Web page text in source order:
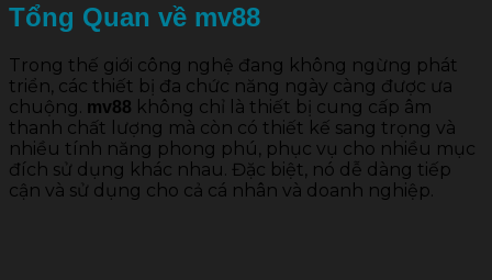
Tổng Quan về mv88
Trong thế giới công nghệ đang không ngừng phát
triển, các thiết bị đa chức năng ngày càng được ưa
chuộng. mv88 không chỉ là thiết bị cung cấp âm
thanh chất lượng mà còn có thiết kế sang trọng và
nhiều tính năng phong phú, phục vụ cho nhiều mục
đích sử dụng khác nhau. Đặc biệt, nó dễ dàng tiếp
cận và sử dụng cho cả cá nhân và doanh nghiệp.